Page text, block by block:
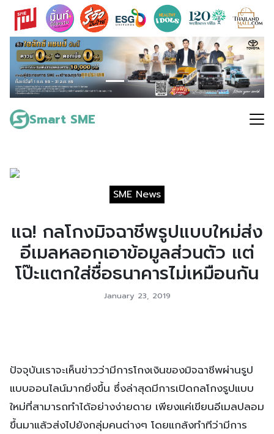
Skip
content
Smart SME
Search
for:
SME News
แฉ! กลโกงมิจฉาชีพรูปแบบใหม่ส่ง
อีเมลหลอกเอาข้อมูลส่วนตัว แต่
โป๊ะแตกใส่ชื่อธนาคารไม่เหมือนกัน
January 23, 2019
ปัจจุบันเราจะเห็นข่าวว่ามีการโกงเงินของมิจฉาชีพผ่านรูป
แบบออนไลน์มากยิ่งขึ้น ซึ่งล่าสุดมีการเปิดกลโกงรูปแบบ
ใหม่ที่สามารถทำได้อย่างง่ายดาย เพียงแค่เขียนอีเมลปลอม
ขึ้นมาแล้วส่งไปยังกลุ่มคนต่างๆ โดยแกล้งทำทีว่ามีการ